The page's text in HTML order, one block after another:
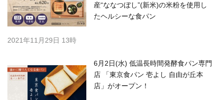
産“ななつぼし”(新米)の米粉を使用し
たヘルシーな食パン
2021年11月29日 13時
6月2日(水) 低温長時間発酵食パン専門
店 「東京食パン 壱よし 自由が丘本
店」がオープン！